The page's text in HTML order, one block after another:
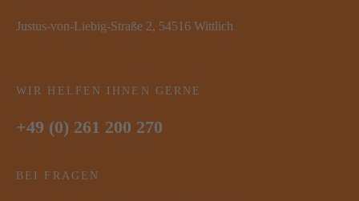
Justus-von-Liebig-Straße 2, 54516 Wittlich
WIR HELFEN IHNEN GERNE
+49 (0) 261 200 270
BEI FRAGEN